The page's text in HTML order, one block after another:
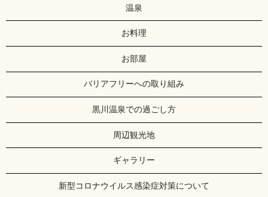
温泉
お料理
お部屋
バリアフリーへの取り組み
黒川温泉での過ごし方
周辺観光地
ギャラリー
新型コロナウイルス感染症対策について